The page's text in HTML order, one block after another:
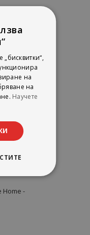
Home -
на
на
Научете